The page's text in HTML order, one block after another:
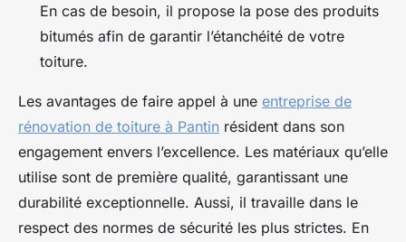
En cas de besoin, il propose la pose des produits
bitumés afin de garantir l’étanchéité de votre
toiture.
Les avantages de faire appel à une entreprise de
rénovation de toiture à Pantin résident dans son
engagement envers l’excellence. Les matériaux qu’elle
utilise sont de première qualité, garantissant une
durabilité exceptionnelle. Aussi, il travaille dans le
respect des normes de sécurité les plus strictes. En